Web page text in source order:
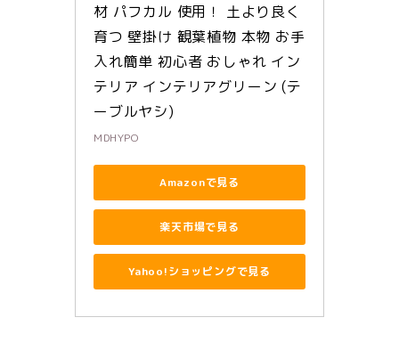
材 パフカル 使用！ 土より良く
育つ 壁掛け 観葉植物 本物 お手
入れ簡単 初心者 おしゃれ イン
テリア インテリアグリーン (テ
ーブルヤシ)
MDHYPO
Amazonで見る
楽天市場で見る
Yahoo!ショッピングで見る